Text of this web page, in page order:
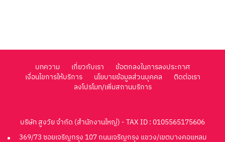
บทความ เกี่ยวกับเรา
ข้อตกลงในการลงประกาศ
เงื่อนไขการให้บริการ
นโยบายข้อมูลส่วนบุคคล
ติดต่อเรา
ลงโปรโมท/เพิ่มสถานบริการ
บริษัท สูงวัย จำกัด (สำนักงานใหญ่) - TAX ID : 0105565175606
369/73 ซอยเจริญกรุง 107 ถนนเจริญกรุง แขวง/เขตบางคอแหลม